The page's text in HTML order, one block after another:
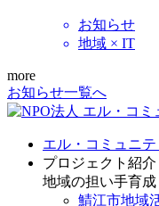
お知らせ
地域 × IT
more
お知らせ一覧へ
エル・コミュニ
プロジェクト紹介
地域の担い手育成
鯖江市地域